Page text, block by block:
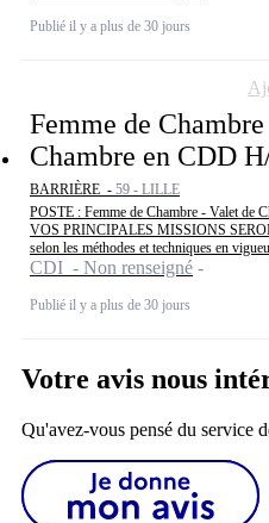
Publié il y a plus de 30 jours
Femme de
Chambre en CDD
BARRIÈRE - 59 - LILLE
POSTE : Femme de Chambre - Valet
VOS PRINCIPALES MISSIONS
selon les méthodes et techniques en
CDI - Non renseigné
Publié il y a plus de 30 jours
Votre avis nous
Qu'avez-vous pensé du service